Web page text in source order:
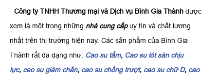
- Công ty TNHH Thương mại và Dịch vụ Bình Gia Thành được
xem là một trong những nhà cung cấpuy tín và chất lượng
nhất trên thị trường hiện nay. Các sản phẩm của Bình Gia
Thành rất đa dạng như: Cao su tấm, Cao su lót sàn chịu
lực, cao su giảm chấn, cao su chống trượt, cao su chữ D, cao